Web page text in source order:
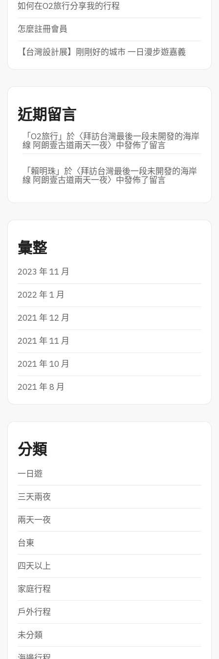
如何在O2旅行分享我的行程
怎麼註冊會員
【台灣設計展】剛剛好的城市 一日漫步遊嘉義
近期留言
「O2旅行」於〈拜訪台灣最後一段未開發的海岸
線 阿朗壹古道兩天一夜〉中發佈了留言
「賴明珠」於〈拜訪台灣最後一段未開發的海岸
線 阿朗壹古道兩天一夜〉中發佈了留言
彙整
2023 年 11 月
2022 年 1 月
2021 年 12 月
2021 年 11 月
2021 年 10 月
2021 年 8 月
分類
一日遊
三天兩夜
兩天一夜
台東
四天以上
家庭行程
戶外行程
未分類